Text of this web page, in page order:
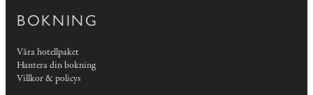
BOKNING
Våra hotellpaket
Hantera din bokning
Villkor & policys